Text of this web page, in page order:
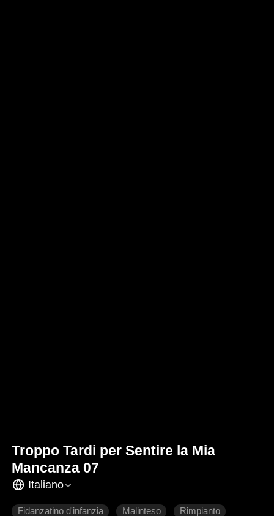
Troppo Tardi per Sentire la Mia
Mancanza 07
Italiano
Fidanzatino d'infanzia Malinteso Rimpianto